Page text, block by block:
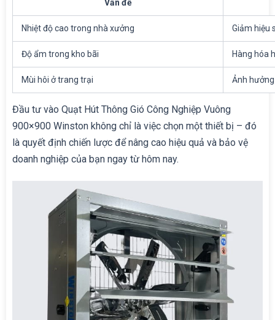
Vấn đề
Nhiệt độ cao trong nhà xưởng Giảm hiệu
Độ ẩm trong kho bãi Hàng hóa
Mùi hôi ở trang trại Ảnh
Đầu tư vào Quạt Hút Thông Gió Công Nghiệp Vuông
900×900 Winston không chỉ là việc chọn một thiết bị – đó
là quyết định chiến lược để nâng cao hiệu quả và bảo vệ
doanh nghiệp của bạn ngay từ hôm nay.